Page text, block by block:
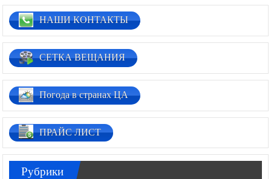
НАШИ КОНТАКТЫ
СЕТКА ВЕЩАНИЯ
Погода в странах ЦА
ПРАЙС ЛИСТ
Рубрики